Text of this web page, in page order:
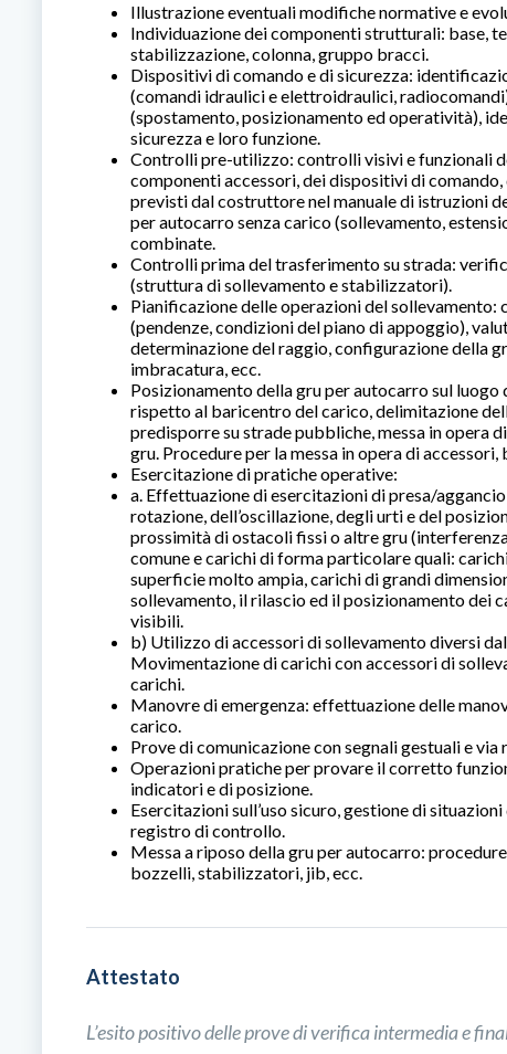
Illustrazione eventuali modifiche normative e
Individuazione dei componenti strutturali: base,
stabilizzazione, colonna, gruppo bracci.
Dispositivi di comando e di sicurezza:
(comandi idraulici e elettroidraulici,
(spostamento, posizionamento ed operatività),
sicurezza e loro funzione.
Controlli pre-utilizzo: controlli visivi e funzionali
componenti accessori, dei dispositivi di comando,
previsti dal costruttore nel manuale di istruzioni
per autocarro senza carico (sollevamento,
combinate.
Controlli prima del trasferimento su strada:
(struttura di sollevamento e stabilizzatori).
Pianificazione delle operazioni del sollevamento:
(pendenze, condizioni del piano di appoggio),
determinazione del raggio, configurazione della
imbracatura, ecc.
Posizionamento della gru per autocarro sul
rispetto al baricentro del carico, delimitazione
predisporre su strade pubbliche, messa in opera
gru. Procedure per la messa in opera di
Esercitazione di pratiche operative:
a. Effettuazione di esercitazioni di presa/
rotazione, dell’oscillazione, degli urti e del
prossimità di ostacoli fissi o altre gru
comune e carichi di forma particolare quali:
superficie molto ampia, carichi di grandi
sollevamento, il rilascio ed il posizionamento dei
visibili.
b) Utilizzo di accessori di sollevamento diversi
Movimentazione di carichi con accessori di
carichi.
Manovre di emergenza: effettuazione delle
carico.
Prove di comunicazione con segnali gestuali e via
Operazioni pratiche per provare il corretto
indicatori e di posizione.
Esercitazioni sull’uso sicuro, gestione di
registro di controllo.
Messa a riposo della gru per autocarro:
bozzelli, stabilizzatori, jib, ecc.
Attestato
L’esito positivo delle prove di verifica intermedia e